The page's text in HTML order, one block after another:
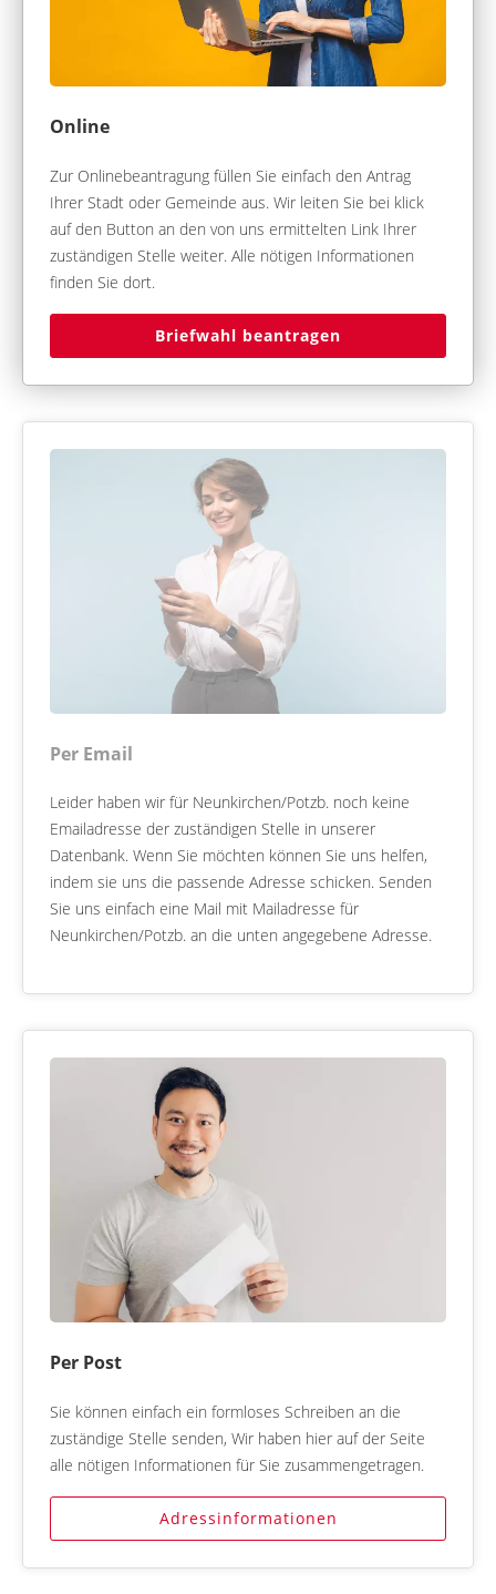
Online
Zur Onlinebeantragung füllen Sie einfach den Antrag
Ihrer Stadt oder Gemeinde aus. Wir leiten Sie bei klick
auf den Button an den von uns ermittelten Link Ihrer
zuständigen Stelle weiter. Alle nötigen Informationen
finden Sie dort.
Briefwahl beantragen
Per Email
Leider haben wir für Neunkirchen/Potzb. noch keine
Emailadresse der zuständigen Stelle in unserer
Datenbank. Wenn Sie möchten können Sie uns helfen,
indem sie uns die passende Adresse schicken. Senden
Sie uns einfach eine Mail mit Mailadresse für
Neunkirchen/Potzb. an die unten angegebene Adresse.
Per Post
Sie können einfach ein formloses Schreiben an die
zuständige Stelle senden, Wir haben hier auf der Seite
alle nötigen Informationen für Sie zusammengetragen.
Adressinformationen